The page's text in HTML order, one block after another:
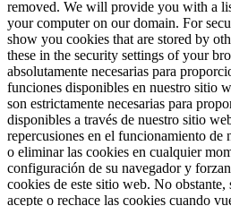
removed. We will provide you with a
your computer on our domain. For
show you cookies that are stored by
these in the security settings of your
absolutamente necesarias para
funciones disponibles en nuestro sitio
son estrictamente necesarias para
disponibles a través de nuestro sitio
repercusiones en el funcionamiento de
o eliminar las cookies en cualquier
configuración de su navegador y
cookies de este sitio web. No obstante,
acepte o rechace las cookies cuando